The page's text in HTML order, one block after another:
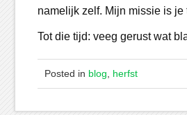
namelijk zelf. Mijn missie is je
Tot die tijd: veeg gerust wat
Posted in blog herfst